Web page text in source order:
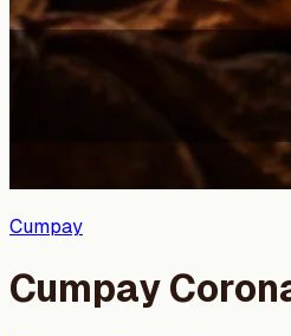
Cumpay
Cumpay